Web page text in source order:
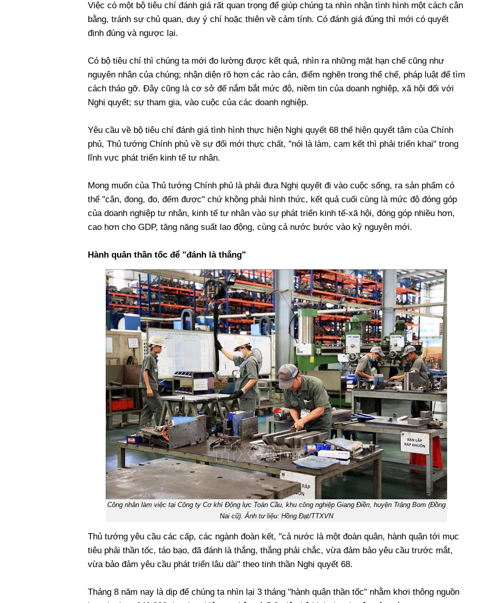
Việc có một bộ tiêu chí đánh giá rất quan trọng để giúp chúng ta nhìn nhận tình hình một cách cân
bằng, tránh sự chủ quan, duy ý chí hoặc thiên về cảm tính. Có đánh giá đúng thì mới có quyết
định đúng và ngược lại.
Có bộ tiêu chí thì chúng ta mới đo lường được kết quả, nhìn ra những mặt hạn chế cũng như
nguyên nhân của chúng; nhận diện rõ hơn các rào cản, điểm nghẽn trong thể chế, pháp luật để tìm
cách tháo gỡ. Đây cũng là cơ sở để nắm bắt mức độ, niềm tin của doanh nghiệp, xã hội đối với
Nghị quyết; sự tham gia, vào cuộc của các doanh nghiệp.
Yêu cầu về bộ tiêu chí đánh giá tình hình thực hiện Nghị quyết 68 thể hiện quyết tâm của Chính
phủ, Thủ tướng Chính phủ về sự đổi mới thực chất, "nói là làm, cam kết thì phải triển khai" trong
lĩnh vực phát triển kinh tế tư nhân.
Mong muốn của Thủ tướng Chính phủ là phải đưa Nghị quyết đi vào cuộc sống, ra sản phẩm có
thể "cân, đong, đo, đếm được" chứ không phải hình thức, kết quả cuối cùng là mức độ đóng góp
của doanh nghiệp tư nhân, kinh tế tư nhân vào sự phát triển kinh tế-xã hội, đóng góp nhiều hơn,
cao hơn cho GDP, tăng năng suất lao động, cùng cả nước bước vào kỷ nguyên mới.
Hành quân thần tốc để "đánh là thắng"
Công nhân làm việc tại Công ty Cơ khí Động lực Toàn Cầu, khu công nghiệp Giang Điền, huyện Trảng Bom (Đồng
Nai cũ). Ảnh tư liệu: Hồng Đạt/TTXVN
Thủ tướng yêu cầu các cấp, các ngành đoàn kết, "cả nước là một đoàn quân, hành quân tới mục
tiêu phải thần tốc, táo bạo, đã đánh là thắng, thắng phải chắc, vừa đảm bảo yêu cầu trước mắt,
vừa bảo đảm yêu cầu phát triển lâu dài" theo tinh thần Nghị quyết 68.
Tháng 8 năm nay là dịp để chúng ta nhìn lại 3 tháng "hành quân thần tốc" nhằm khơi thông nguồn